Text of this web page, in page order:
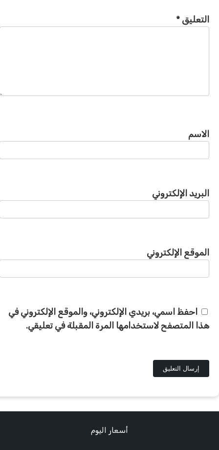
التعليق*
الاسم
البريد الإلكتروني
الموقع الإلكتروني
احفظ اسمي، بريدي الإلكتروني، والموقع الإلكتروني في
هذا المتصفح لاستخدامها المرة المقبلة في تعليقي.
أسعار اليوم